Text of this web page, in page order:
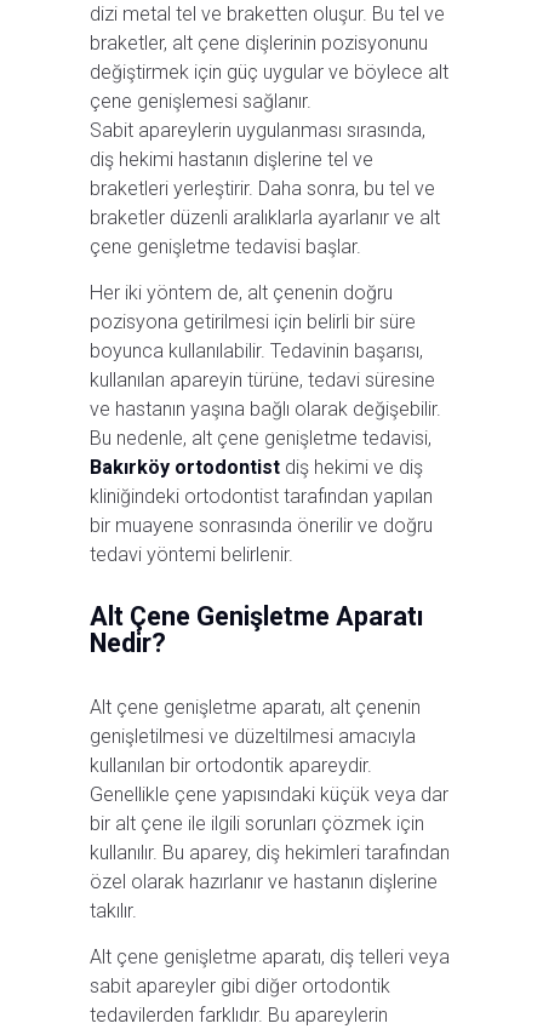
dizi metal tel ve braketten oluşur. Bu tel ve
braketler, alt çene dişlerinin pozisyonunu
değiştirmek için güç uygular ve böylece alt
çene genişlemesi sağlanır.
Sabit apareylerin uygulanması sırasında,
diş hekimi hastanın dişlerine tel ve
braketleri yerleştirir. Daha sonra, bu tel ve
braketler düzenli aralıklarla ayarlanır ve alt
çene genişletme tedavisi başlar.
Her iki yöntem de, alt çenenin doğru
pozisyona getirilmesi için belirli bir süre
boyunca kullanılabilir. Tedavinin başarısı,
kullanılan apareyin türüne, tedavi süresine
ve hastanın yaşına bağlı olarak değişebilir.
Bu nedenle, alt çene genişletme tedavisi,
Bakırköy ortodontist diş hekimi ve diş
kliniğindeki ortodontist tarafından yapılan
bir muayene sonrasında önerilir ve doğru
tedavi yöntemi belirlenir.
Alt Çene Genişletme Aparatı
Nedir?
Alt çene genişletme aparatı, alt çenenin
genişletilmesi ve düzeltilmesi amacıyla
kullanılan bir ortodontik apareydir.
Genellikle çene yapısındaki küçük veya dar
bir alt çene ile ilgili sorunları çözmek için
kullanılır. Bu aparey, diş hekimleri tarafından
özel olarak hazırlanır ve hastanın dişlerine
takılır.
Alt çene genişletme aparatı, diş telleri veya
sabit apareyler gibi diğer ortodontik
tedavilerden farklıdır. Bu apareylerin